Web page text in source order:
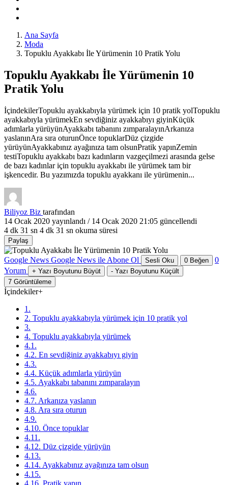
Ana Sayfa
Moda
Topuklu Ayakkabı İle Yürümenin 10 Pratik Yolu
Topuklu Ayakkabı İle Yürümenin 10
Pratik Yolu
İçindekilerTopuklu ayakkabıyla yürümek için 10 pratik yolTopuklu
ayakkabıyla yürümekEn sevdiğiniz ayakkabıyı giyinKüçük
adımlarla yürüyünAyakkabı tabanını zımparalayınArkanıza
yaslanınAra sıra oturunÖnce topuklarDüz çizgide
yürüyünAyakkabınız ayağınıza tam olsunPratik yapınZemin
testiTopuklu ayakkabı bazı kadınların vazgeçilmezi arasında gelse
de bazı kadınlar için topuklu ayakkabı ile yürümek tam bir
işkencedir. Bu yazımızda topuklu ayakkanı ile yürümenin...
Biliyoz Biz tarafından
14 Ocak 2020 yayınlandı / 14 Ocak 2020 21:05 güncellendi
4 dk 31 sn 4 dk 31 sn okuma süresi
Paylaş
Google News Google News ile Abone Ol Sesli Oku 0 Beğen
0
Yorum
+ Yazı Boyutunu Büyüt - Yazı Boyutunu Küçült
7 Görüntüleme
İçindekiler+
1.
2. Topuklu ayakkabıyla yürümek için 10 pratik yol
3.
4. Topuklu ayakkabıyla yürümek
4.1.
4.2. En sevdiğiniz ayakkabıyı giyin
4.3.
4.4. Küçük adımlarla yürüyün
4.5. Ayakkabı tabanını zımparalayın
4.6.
4.7. Arkanıza yaslanın
4.8. Ara sıra oturun
4.9.
4.10. Önce topuklar
4.11.
4.12. Düz çizgide yürüyün
4.13.
4.14. Ayakkabınız ayağınıza tam olsun
4.15.
4.16. Pratik yapın